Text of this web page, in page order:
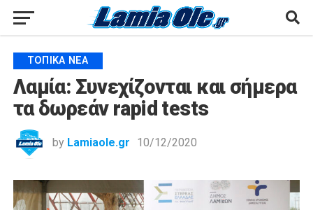
ΤΟΠΙΚΆ ΝΈΑ
Λαμία: Συνεχίζονται και σήμερα
τα δωρεάν rapid tests
by Lamiaole.gr 10/12/2020